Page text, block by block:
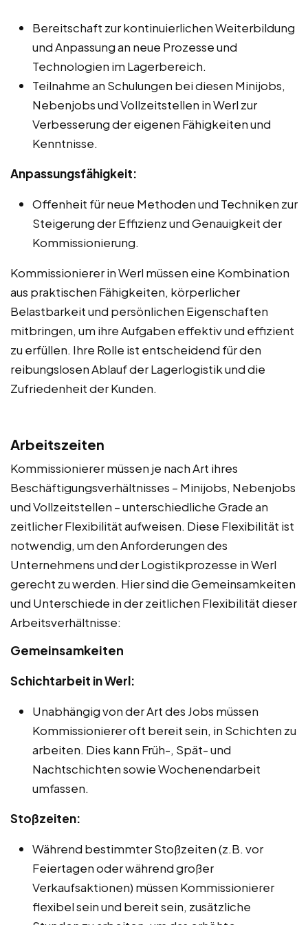
Bereitschaft zur kontinuierlichen Weiterbildung
und Anpassung an neue Prozesse und
Technologien im Lagerbereich.
Teilnahme an Schulungen bei diesen Minijobs,
Nebenjobs und Vollzeitstellen in Werl zur
Verbesserung der eigenen Fähigkeiten und
Kenntnisse.
Anpassungsfähigkeit:
Offenheit für neue Methoden und Techniken zur
Steigerung der Effizienz und Genauigkeit der
Kommissionierung.
Kommissionierer in Werl müssen eine Kombination
aus praktischen Fähigkeiten, körperlicher
Belastbarkeit und persönlichen Eigenschaften
mitbringen, um ihre Aufgaben effektiv und effizient
zu erfüllen. Ihre Rolle ist entscheidend für den
reibungslosen Ablauf der Lagerlogistik und die
Zufriedenheit der Kunden.
Arbeitszeiten
Kommissionierer müssen je nach Art ihres
Beschäftigungsverhältnisses – Minijobs, Nebenjobs
und Vollzeitstellen – unterschiedliche Grade an
zeitlicher Flexibilität aufweisen. Diese Flexibilität ist
notwendig, um den Anforderungen des
Unternehmens und der Logistikprozesse in Werl
gerecht zu werden. Hier sind die Gemeinsamkeiten
und Unterschiede in der zeitlichen Flexibilität dieser
Arbeitsverhältnisse:
Gemeinsamkeiten
Schichtarbeit in Werl:
Unabhängig von der Art des Jobs müssen
Kommissionierer oft bereit sein, in Schichten zu
arbeiten. Dies kann Früh-, Spät- und
Nachtschichten sowie Wochenendarbeit
umfassen.
Stoßzeiten:
Während bestimmter Stoßzeiten (z.B. vor
Feiertagen oder während großer
Verkaufsaktionen) müssen Kommissionierer
flexibel sein und bereit sein, zusätzliche